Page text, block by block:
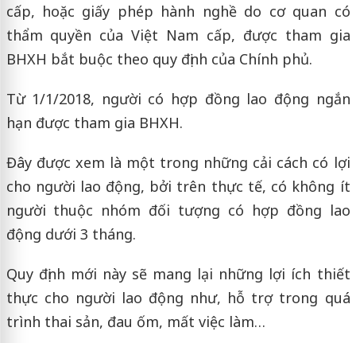
cấp, hoặc giấy phép hành nghề do cơ quan có
thẩm quyền của Việt Nam cấp, được tham gia
BHXH bắt buộc theo quy định của Chính phủ.
Từ 1/1/2018, người có hợp đồng lao động ngắn
hạn được tham gia BHXH.
Đây được xem là một trong những cải cách có lợi
cho người lao động, bởi trên thực tế, có không ít
người thuộc nhóm đối tượng có hợp đồng lao
động dưới 3 tháng.
Quy định mới này sẽ mang lại những lợi ích thiết
thực cho người lao động như, hỗ trợ trong quá
trình thai sản, đau ốm, mất việc làm…